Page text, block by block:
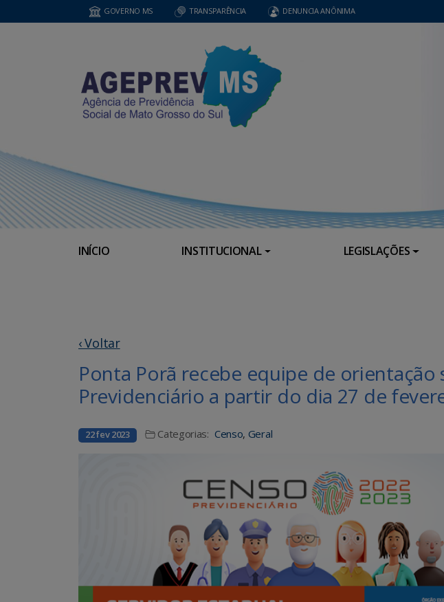
GOVERNO MS TRANSPARÊNCIA DENUNCIA ANÔNIMA
INÍCIO INSTITUCIONAL LEGISLAÇÕES
‹ Voltar
Ponta Porã recebe equipe de orientação
Previdenciário a partir do dia 27 de
22 fev 2023 Categorias: Censo, Geral